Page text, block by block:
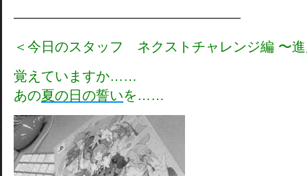
————————————————–
＜今日のスタッフ ネクストチャレンジ編 〜
覚えていますか……
あの夏の日の誓いを……